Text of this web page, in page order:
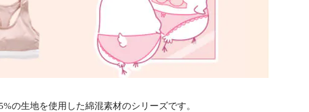
の生地を使用した綿混素材のシリーズです。